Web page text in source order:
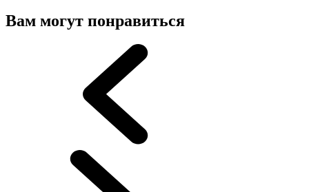
Вам могут понравиться